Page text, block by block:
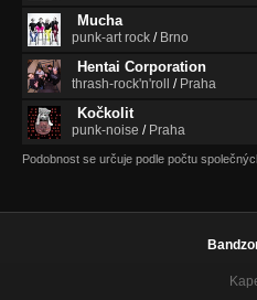
Mucha
punk-art rock / Brno
Hentai Corporation
thrash-rock'n'roll / Praha
Kočkolit
punk-noise / Praha
Podobnost se určuje podle počtu